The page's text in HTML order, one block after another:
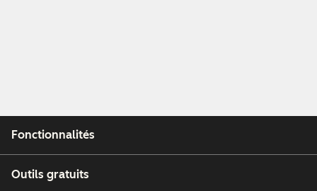
Fonctionnalités
Outils gratuits